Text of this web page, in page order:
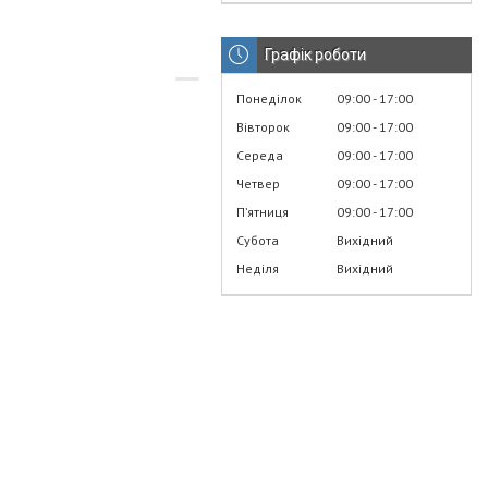
Графік роботи
Понеділок 09:00 17:00
Вівторок
09:00 17:00
Середа
09:00 17:00
Четвер
09:00 17:00
Пʼятниця
09:00 17:00
Субота
Вихідний
Неділя
Вихідний